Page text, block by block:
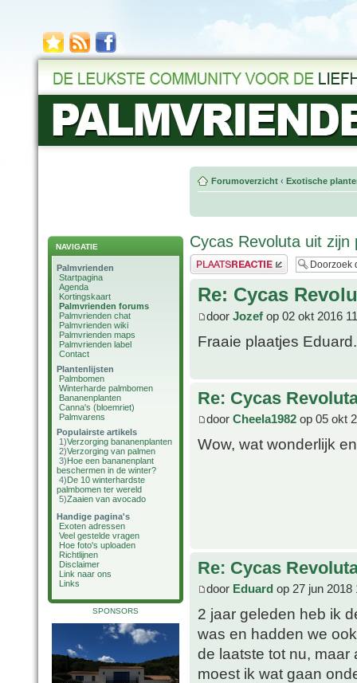
NAVIGATIE
Palmvrienden
Startpagina
Agenda
Kortingskaart
Palmvrienden forums
Palmvrienden chat
Palmvrienden wiki
Palmvrienden maps
Palmvrienden label
Contact
Plantenlijsten
Palmbomen
Winterharde palmbomen
Bananenplanten
Canna's (bloemriet)
Palmvarens
Populairste artikels
1)Verzorging bananenplanten
2)Verzorging van palmen
3)Hoe een bananenplant
beschermen in de winter?
4)De 10 winterhardste
palmbomen ter wereld
5)Zaaien van avocado
Handige pagina's
Exoten adressen
Veel gestelde vragen
Hoe foto's uploaden
Richtlijnen
Disclaimer
Link naar ons
Links
SPONSORS
Forumoverzicht ‹ Exotische
Cycas Revoluta uit zijn
Plaats een reactie
Re: Cycas
door Jozef op 02 okt 2016
Fraaie plaatjes
Re: Cycas
door Cheela1982 op 05 okt
Wow, wat wonderlijk
Re: Cycas
door Eduard op 27 jun 2018
2 jaar geleden heb ik
was en hadden we
de laatste tot nu,
moest ik wat gaan